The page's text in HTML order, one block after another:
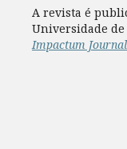
A revista é
Universidade de
Impactum